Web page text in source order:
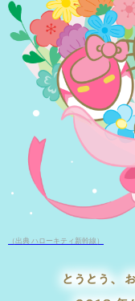
（出典 ハローキティ新幹線）